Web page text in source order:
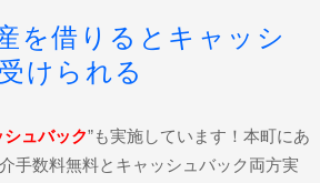
を借りるとキャッシ
けられる
ュバック”も実施しています！本町にあ
手数料無料とキャッシュバック両方実